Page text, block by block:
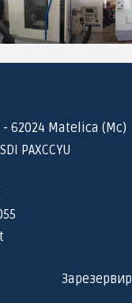
62024 Matelica (Mc)
PAXCCYU